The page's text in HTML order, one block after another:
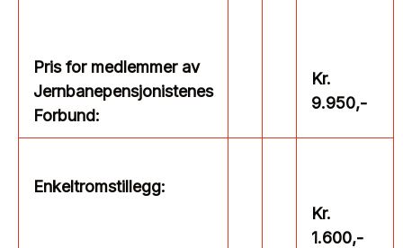
Pris for medlemmer av
Jernbanepensjonistenes
Forbund:
Kr.
9.950,-
Enkeltromstillegg:
Kr.
1.600,-